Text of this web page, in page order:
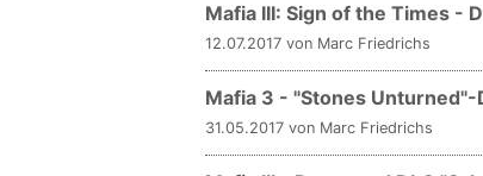
Mafia III: Sign of the Times -
12.07.2017 von Marc Friedrichs
Mafia 3 - "Stones
31.05.2017 von Marc Friedrichs